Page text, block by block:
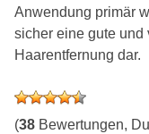
Anwendung primär
sicher eine gute und
Haarentfernung dar.
(38 Bewertungen,